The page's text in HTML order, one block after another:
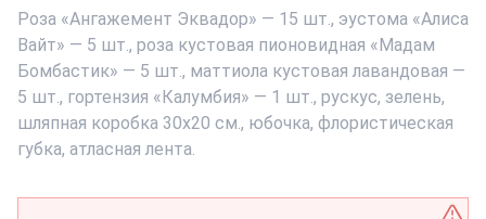
Роза «Ангажемент Эквадор» — 15 шт., эустома «Алиса
Вайт» — 5 шт., роза кустовая пионовидная «Мадам
Бомбастик» — 5 шт., маттиола кустовая лавандовая —
5 шт., гортензия «Калумбия» — 1 шт., рускус, зелень,
шляпная коробка 30х20 см., юбочка, флористическая
губка, атласная лента.